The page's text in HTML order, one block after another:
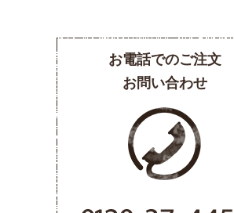
お電話でのご注文
お問い合わせ